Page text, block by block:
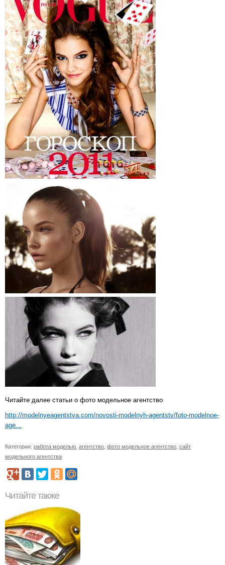
Читайте далее статьи о фото модельное агентство
http://modelnyeagentstva.com/novosti-modelnyh-agentstv/foto-modelnoe-
age...
Категории: работа моделью агентство фото модельное агентство сайт
модельного агентства
Читайте также